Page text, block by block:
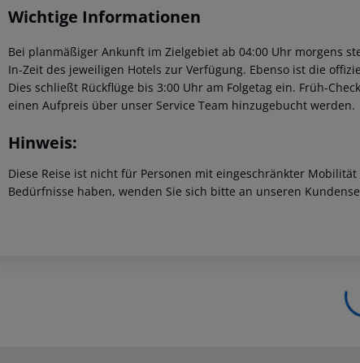
Wichtige Informationen
Bei planmäßiger Ankunft im Zielgebiet ab 04:00 Uhr morgens
In-Zeit des jeweiligen Hotels zur Verfügung. Ebenso ist die
Dies schließt Rückflüge bis 3:00 Uhr am Folgetag ein. Früh-
einen Aufpreis über unser Service Team hinzugebucht werden.
Hinweis:
Diese Reise ist nicht für Personen mit eingeschränkter
Bedürfnisse haben, wenden Sie sich bitte an unseren